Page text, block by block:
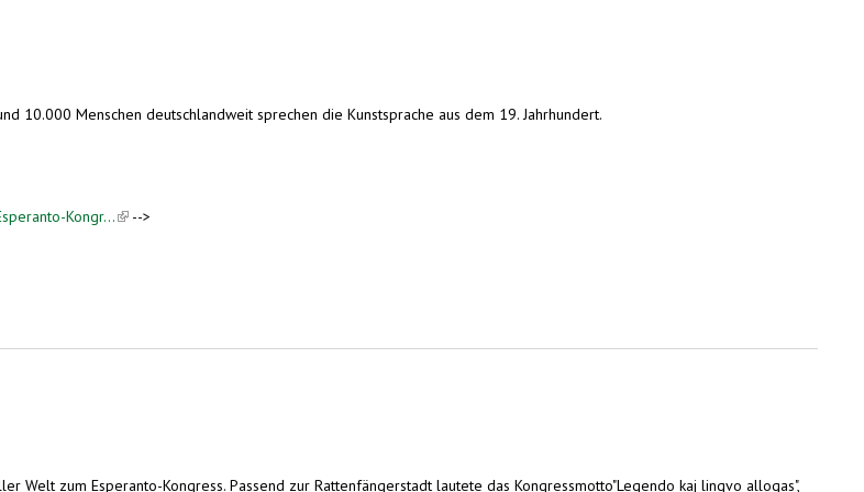
10.000 Menschen deutschlandweit sprechen die Kunstsprache aus dem 19. Jahrhundert.
Kongr...(link is external)
-->
Welt zum Esperanto-Kongress. Passend zur Rattenfängerstadt lautete das Kongressmotto"Legendo kaj lingvo allogas",